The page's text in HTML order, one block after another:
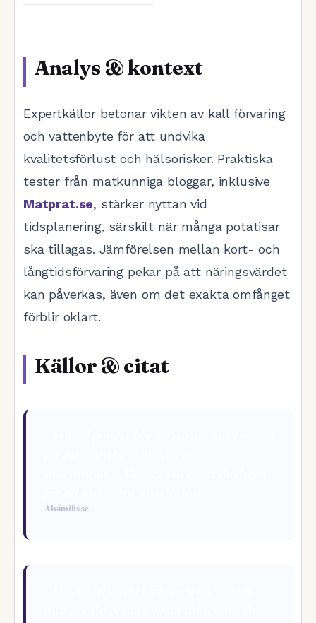
Analys & kontext
Expertkällor betonar vikten av kall förvaring
och vattenbyte för att undvika
kvalitetsförlust och hälsorisker. Praktiska
tester från matkunniga bloggar, inklusive
Matprat.se, stärker nyttan vid
tidsplanering, särskilt när många potatisar
ska tillagas. Jämförelsen mellan kort- och
långtidsförvaring pekar på att näringsvärdet
kan påverkas, även om det exakta omfånget
förblir oklart.
Källor & citat
Absimilis.se